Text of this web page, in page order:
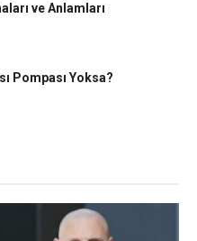
ve Anlamları
Pompası Yoksa?